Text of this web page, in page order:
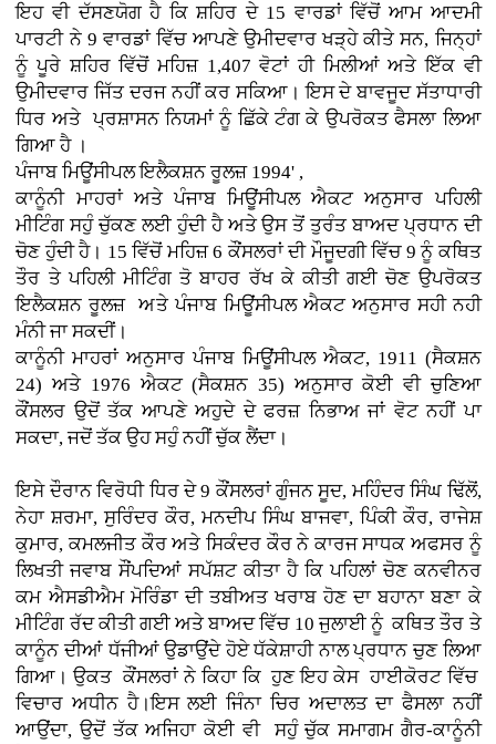
ਇਹ ਵੀ ਦੱਸਣਯੋਗ ਹੈ ਕਿ ਸ਼ਹਿਰ ਦੇ 15 ਵਾਰਡਾਂ ਵਿੱਚੋਂ ਆਮ ਆਦਮੀ
ਪਾਰਟੀ ਨੇ 9 ਵਾਰਡਾਂ ਵਿੱਚ ਆਪਣੇ ਉਮੀਦਵਾਰ ਖੜ੍ਹੇ ਕੀਤੇ ਸਨ, ਜਿਨ੍ਹਾਂ
ਨੂੰ ਪੂਰੇ ਸ਼ਹਿਰ ਵਿੱਚੋਂ ਮਹਿਜ਼ 1,407 ਵੋਟਾਂ ਹੀ ਮਿਲੀਆਂ ਅਤੇ ਇੱਕ ਵੀ
ਉਮੀਦਵਾਰ ਜਿੱਤ ਦਰਜ ਨਹੀਂ ਕਰ ਸਕਿਆ। ਇਸ ਦੇ ਬਾਵਜੂਦ ਸੱਤਾਧਾਰੀ
ਧਿਰ ਅਤੇ ਪ੍ਰਸ਼ਾਸਨ ਨਿਯਮਾਂ ਨੂੰ ਛਿੱਕੇ ਟੰਗ ਕੇ ਉਪਰੋਕਤ ਫੈਸਲਾ ਲਿਆ
ਗਿਆ ਹੈ ।
ਪੰਜਾਬ ਮਿਊਂਸੀਪਲ ਇਲੈਕਸ਼ਨ ਰੂਲਜ਼ 1994' ,
ਕਾਨੂੰਨੀ ਮਾਹਰਾਂ ਅਤੇ ਪੰਜਾਬ ਮਿਊਂਸੀਪਲ ਐਕਟ ਅਨੁਸਾਰ ਪਹਿਲੀ
ਮੀਟਿੰਗ ਸਹੁੰ ਚੁੱਕਣ ਲਈ ਹੁੰਦੀ ਹੈ ਅਤੇ ਉਸ ਤੋਂ ਤੁਰੰਤ ਬਾਅਦ ਪ੍ਰਧਾਨ ਦੀ
ਚੋਣ ਹੁੰਦੀ ਹੈ। 15 ਵਿੱਚੋਂ ਮਹਿਜ਼ 6 ਕੌਂਸਲਰਾਂ ਦੀ ਮੌਜੂਦਗੀ ਵਿੱਚ 9 ਨੂੰ ਕਥਿਤ
ਤੌਰ ਤੇ ਪਹਿਲੀ ਮੀਟਿੰਗ ਤੋ ਬਾਹਰ ਰੱਖ ਕੇ ਕੀਤੀ ਗਈ ਚੋਣ ਉਪਰੋਕਤ
ਇਲੈਕਸ਼ਨ ਰੂਲਜ਼ ਅਤੇ ਪੰਜਾਬ ਮਿਊਂਸੀਪਲ ਐਕਟ ਅਨੁਸਾਰ ਸਹੀ ਨਹੀ
ਮੰਨੀ ਜਾ ਸਕਦੀਂ।
ਕਾਨੂੰਨੀ ਮਾਹਰਾਂ ਅਨੁਸਾਰ ਪੰਜਾਬ ਮਿਊਂਸੀਪਲ ਐਕਟ, 1911 (ਸੈਕਸ਼ਨ
24) ਅਤੇ 1976 ਐਕਟ (ਸੈਕਸ਼ਨ 35) ਅਨੁਸਾਰ ਕੋਈ ਵੀ ਚੁਣਿਆ
ਕੌਂਸਲਰ ਉਦੋਂ ਤੱਕ ਆਪਣੇ ਅਹੁਦੇ ਦੇ ਫਰਜ਼ ਨਿਭਾਅ ਜਾਂ ਵੋਟ ਨਹੀਂ ਪਾ
ਸਕਦਾ, ਜਦੋਂ ਤੱਕ ਉਹ ਸਹੁੰ ਨਹੀਂ ਚੁੱਕ ਲੈਂਦਾ।
ਇਸੇ ਦੌਰਾਨ ਵਿਰੋਧੀ ਧਿਰ ਦੇ 9 ਕੌਂਸਲਰਾਂ ਗੁੰਜਨ ਸੂਦ, ਮਹਿੰਦਰ ਸਿੰਘ ਢਿੱਲੋਂ,
ਨੇਹਾ ਸ਼ਰਮਾ, ਸੁਰਿੰਦਰ ਕੌਰ, ਮਨਦੀਪ ਸਿੰਘ ਬਾਜਵਾ, ਪਿੰਕੀ ਕੌਰ, ਰਾਜੇਸ਼
ਕੁਮਾਰ, ਕਮਲਜੀਤ ਕੌਰ ਅਤੇ ਸਿਕੰਦਰ ਕੌਰ ਨੇ ਕਾਰਜ ਸਾਧਕ ਅਫਸਰ ਨੂੰ
ਲਿਖਤੀ ਜਵਾਬ ਸੌਂਪਦਿਆਂ ਸਪੱਸ਼ਟ ਕੀਤਾ ਹੈ ਕਿ ਪਹਿਲਾਂ ਚੋਣ ਕਨਵੀਨਰ
ਕਮ ਐਸਡੀਐਮ ਮੋਰਿੰਡਾ ਦੀ ਤਬੀਅਤ ਖਰਾਬ ਹੋਣ ਦਾ ਬਹਾਨਾ ਬਣਾ ਕੇ
ਮੀਟਿੰਗ ਰੱਦ ਕੀਤੀ ਗਈ ਅਤੇ ਬਾਅਦ ਵਿੱਚ 10 ਜੁਲਾਈ ਨੂੰ ਕਥਿਤ ਤੌਰ ਤੇ
ਕਾਨੂੰਨ ਦੀਆਂ ਧੱਜੀਆਂ ਉਡਾਉਂਦੇ ਹੋਏ ਧੱਕੇਸ਼ਾਹੀ ਨਾਲ ਪ੍ਰਧਾਨ ਚੁਣ ਲਿਆ
ਗਿਆ। ਉਕਤ ਕੌਂਸਲਰਾਂ ਨੇ ਕਿਹਾ ਕਿ ਹੁਣ ਇਹ ਕੇਸ ਹਾਈਕੋਰਟ ਵਿੱਚ
ਵਿਚਾਰ ਅਧੀਨ ਹੈ।ਇਸ ਲਈ ਜਿੰਨਾ ਚਿਰ ਅਦਾਲਤ ਦਾ ਫੈਸਲਾ ਨਹੀਂ
ਆਉਂਦਾ, ਉਦੋਂ ਤੱਕ ਅਜਿਹਾ ਕੋਈ ਵੀ ਸਹੁੰ ਚੁੱਕ ਸਮਾਗਮ ਗੈਰ-ਕਾਨੂੰਨੀ